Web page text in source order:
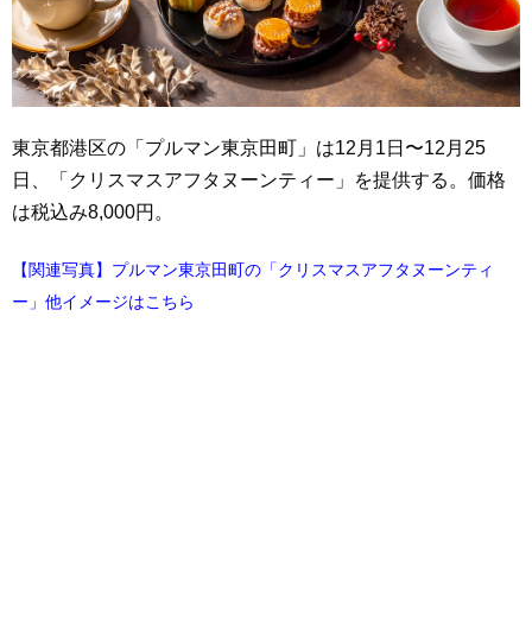
東京都港区の「プルマン東京田町」は12月1日〜12月25
日、「クリスマスアフタヌーンティー」を提供する。価格
は税込み8,000円。
【関連写真】プルマン東京田町の「クリスマスアフタヌーンティ
ー」他イメージはこちら